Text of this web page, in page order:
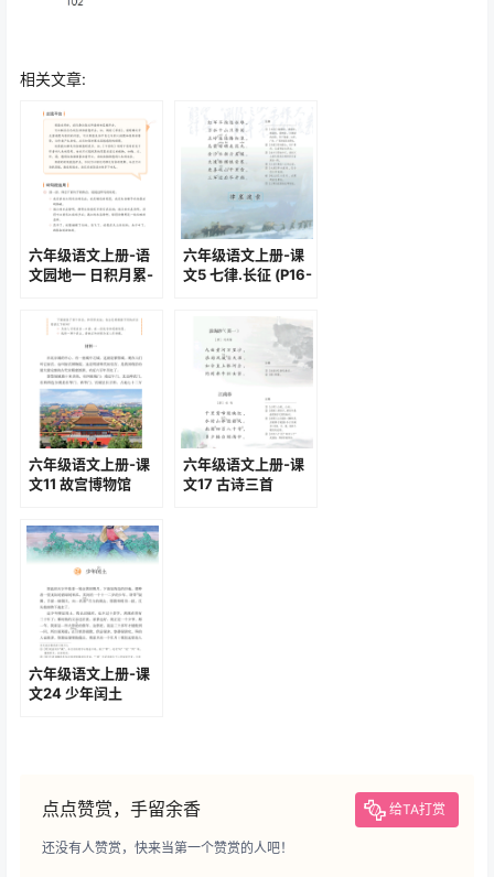
相关文章:
六年级语文上册-语
文园地一 日积月累-
六年级语文上册-课
文5 七律.长征 (P16-
六年级语文上册-课
文11 故宫博物馆
六年级语文上册-课
文17 古诗三首
六年级语文上册-课
文24 少年闰土
点点赞赏，手留余香 给TA打赏
还没有人赞赏，快来当第一个赞赏的人吧！